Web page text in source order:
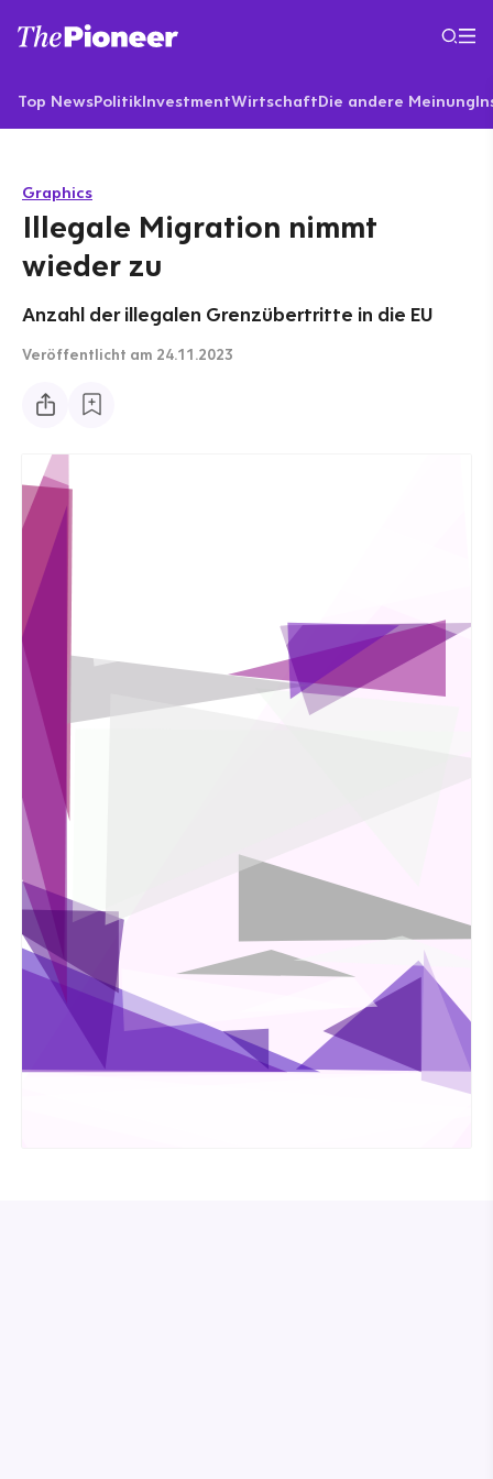
Top NewsPolitikInvestmentWirtschaftDie andere Meinung
Graphics
Illegale Migration nimmt
wieder zu
Anzahl der illegalen Grenzübertritte in die EU
Veröffentlicht am 24.11.2023